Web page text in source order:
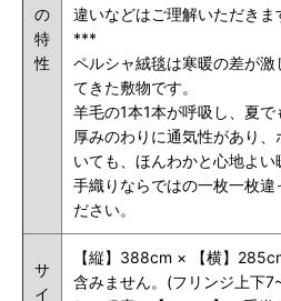
の
特
性
違いなどはご理解いただきま
***
ペルシャ絨毯は寒暖の差が
てきた敷物です。
羊毛の1本1本が呼吸し、夏で
厚みのわりに通気性があり
いても、ほんわかと心地よい
手織りならではの一枚一枚違
ださい。
サ
イ
【縦】388cm × 【横】
含みません。(フリンジ上下